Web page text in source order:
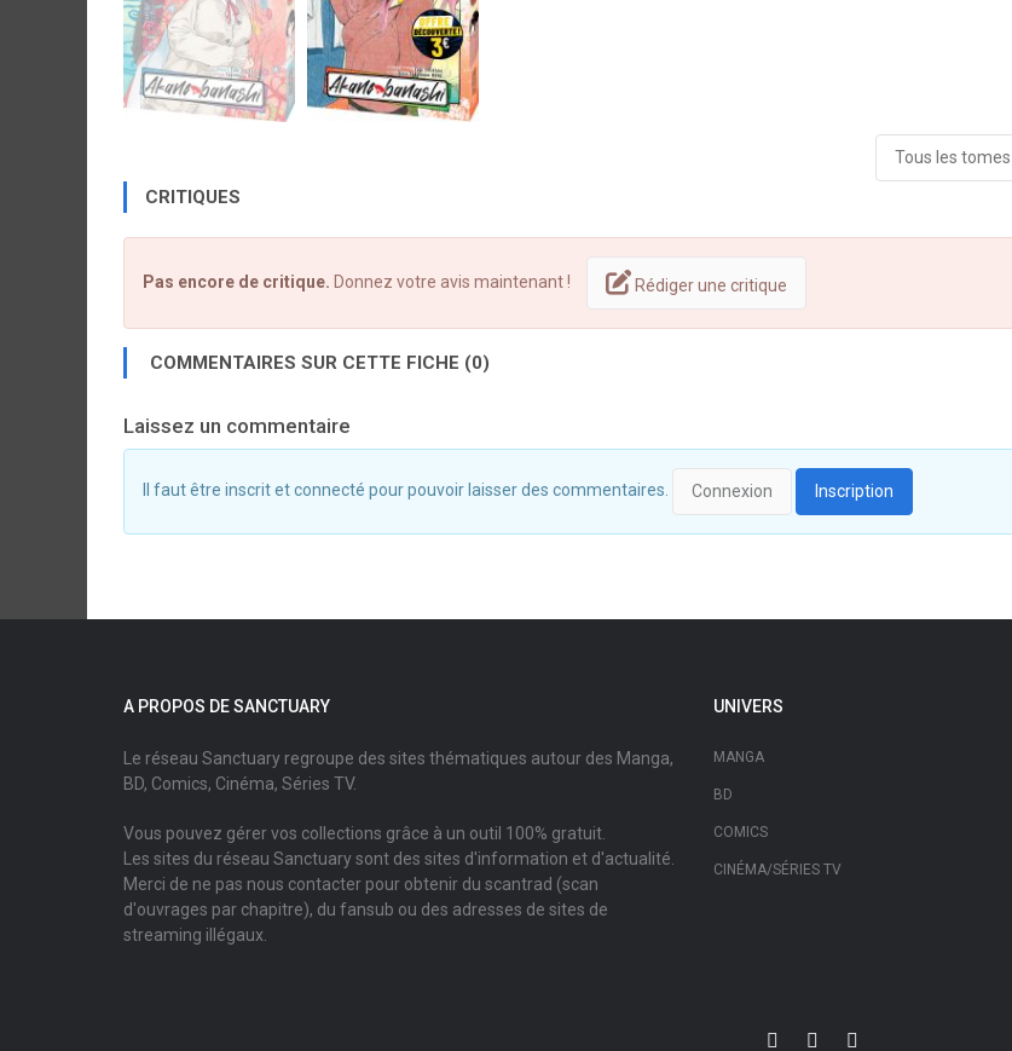
Tous les tomes
CRITIQUES
Pas encore de critique. Donnez votre avis maintenant ! Rédiger une critique
COMMENTAIRES SUR CETTE FICHE (0)
Laissez un commentaire
Il faut être inscrit et connecté pour pouvoir laisser des commentaires. Connexion Inscription
A PROPOS DE SANCTUARY
Le réseau Sanctuary regroupe des sites thématiques autour des Manga,
BD, Comics, Cinéma, Séries TV.
Vous pouvez gérer vos collections grâce à un outil 100% gratuit.
Les sites du réseau Sanctuary sont des sites d'information et d'actualité.
Merci de ne pas nous contacter pour obtenir du scantrad (scan
d'ouvrages par chapitre), du fansub ou des adresses de sites de
streaming illégaux.
UNIVERS
MANGA
BD
COMICS
CINÉMA/SÉRIES TV